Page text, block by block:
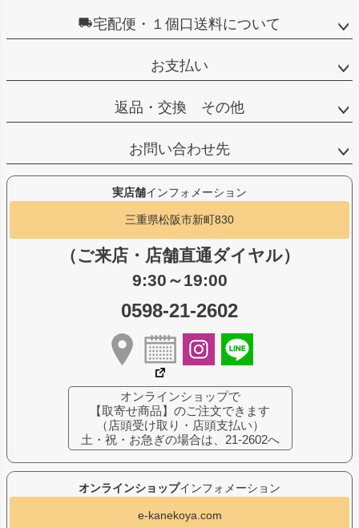
宅配便・１個口送料について
お支払い
返品・交換 その他
お問い合わせ先
オンラインショップインフォメーション
e-kanekoya.com
実店舗インフォメーション
三重県松阪市新町830
（ご来店・店舗直通ダイヤル）
9:30～19:00
0598-21-2602
オンラインショップで
【取寄せ商品】のご注文できます
（店頭受け取り・店頭支払い）
土・祝・お急ぎの場合は、21-2602へ